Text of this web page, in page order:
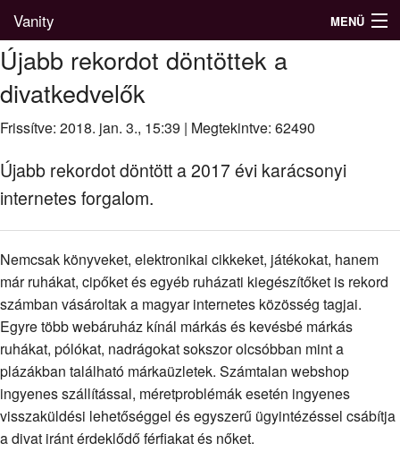
Vanity MENÜ
Divatmárkák
Üzletek
Képgalériák
Újabb rekordot döntöttek a
divatkedvelők
Frissítve: 2018. jan. 3., 15:39 | Megtekintve: 62490
Újabb rekordot döntött a 2017 évi karácsonyi
internetes forgalom.
Nemcsak könyveket, elektronikai cikkeket, játékokat, hanem
már ruhákat, cipőket és egyéb ruházati kiegészítőket is rekord
számban vásároltak a magyar internetes közösség tagjai.
Egyre több webáruház kínál márkás és kevésbé márkás
ruhákat, pólókat, nadrágokat sokszor olcsóbban mint a
plázákban található márkaüzletek. Számtalan webshop
ingyenes szállítással, méretproblémák esetén ingyenes
visszaküldési lehetőséggel és egyszerű ügyintézéssel csábítja
a divat iránt érdeklődő férfiakat és nőket.